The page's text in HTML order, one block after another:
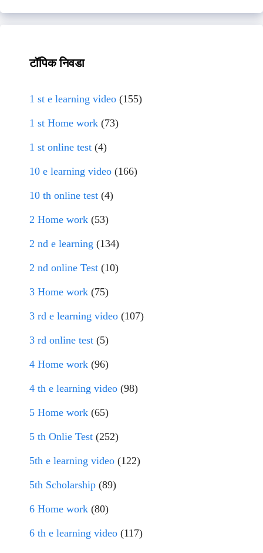
टॉपिक निवडा
1 st e learning video (155)
1 st Home work (73)
1 st online test (4)
10 e learning video (166)
10 th online test (4)
2 Home work (53)
2 nd e learning (134)
2 nd online Test (10)
3 Home work (75)
3 rd e learning video (107)
3 rd online test (5)
4 Home work (96)
4 th e learning video (98)
5 Home work (65)
5 th Onlie Test (252)
5th e learning video (122)
5th Scholarship (89)
6 Home work (80)
6 th e learning video (117)